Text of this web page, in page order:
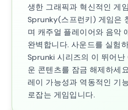
생한 그래픽과 혁신적인 게
Sprunky(스프런키) 게임은
며 캐주얼 플레이어와 음악
완벽합니다. 사운드를 실험
Sprunki 시리즈의 이 뛰어난
운 콘텐츠를 잠금 해제하세
레이 가능성과 역동적인 기
로잡는 게임입니다.